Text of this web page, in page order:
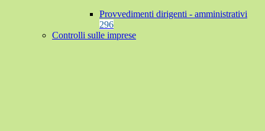
Provvedimenti dirigenti - amministrativi
296
Controlli sulle imprese